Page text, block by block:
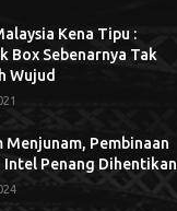
Kena Tipu :
Box Sebenarnya Tak
Wujud
Menjunam, Pembinaan
Intel Penang Dihentikan